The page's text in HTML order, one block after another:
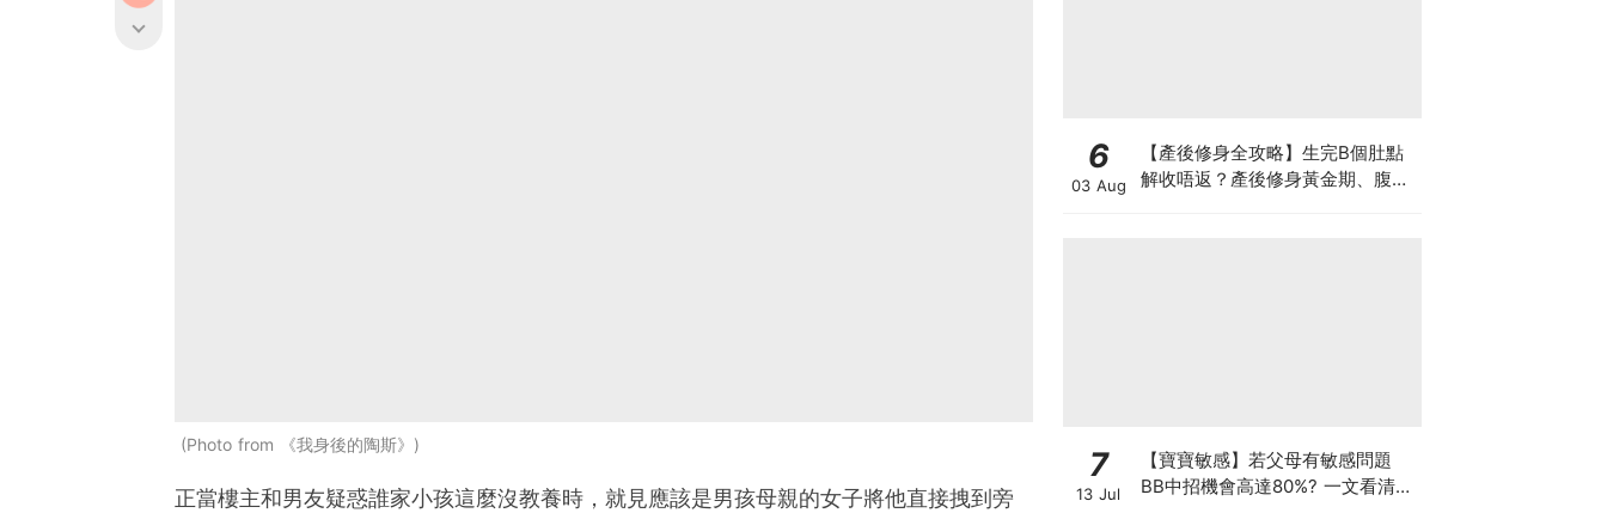
Photo from 《我身後的陶斯》
正當樓主和男友疑惑誰家小孩這麼沒教養時，就見應該是男孩母親的女子將他直接拽到旁
6
03 Aug
【產後修身全攻略】生完B個肚點
解收唔返？產後修身黃金期、腹直
7
13 Jul
【寶寶敏感】若父母有敏感問題
BB中招機會高達80%? 一文看清預